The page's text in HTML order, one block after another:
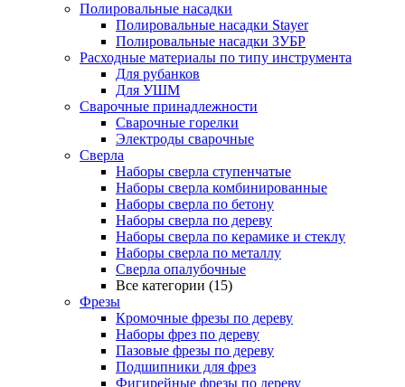
Полировальные насадки
Полировальные насадки Stayer
Полировальные насадки ЗУБР
Расходные материалы по типу инструмента
Для рубанков
Для УШМ
Сварочные принадлежности
Сварочные горелки
Электроды сварочные
Сверла
Наборы cверла ступенчатые
Наборы сверла комбинированные
Наборы сверла по бетону
Наборы сверла по дереву
Наборы сверла по керамике и стеклу
Наборы сверла по металлу
Сверла опалубочные
Все категории (15)
Фрезы
Кромочные фрезы по дереву
Наборы фрез по дереву
Пазовые фрезы по дереву
Подшипники для фрез
Фигирейные фрезы по дереву